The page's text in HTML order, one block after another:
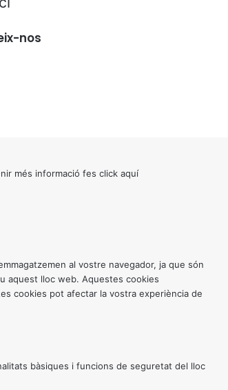
nos
més informació fes click aquí
al vostre navegador, ja que són
aquest lloc web. Aquestes cookies
cookies pot afectar la vostra experiència de
bàsiques i funcions de seguretat del lloc